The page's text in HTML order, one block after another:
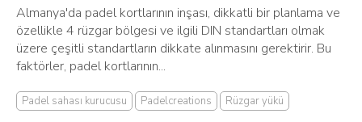
Almanya'da padel kortlarının inşası, dikkatli bir planlama ve
özellikle 4 rüzgar bölgesi ve ilgili DIN standartları olmak
üzere çeşitli standartların dikkate alınmasını gerektirir. Bu
faktörler, padel kortlarının...
Padel sahası kurucusu Padelcreations Rüzgar yükü